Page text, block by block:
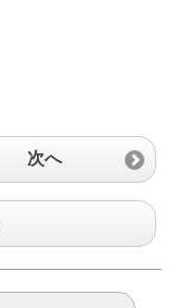
次へ